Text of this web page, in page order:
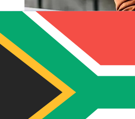
Nationwide GBP 到